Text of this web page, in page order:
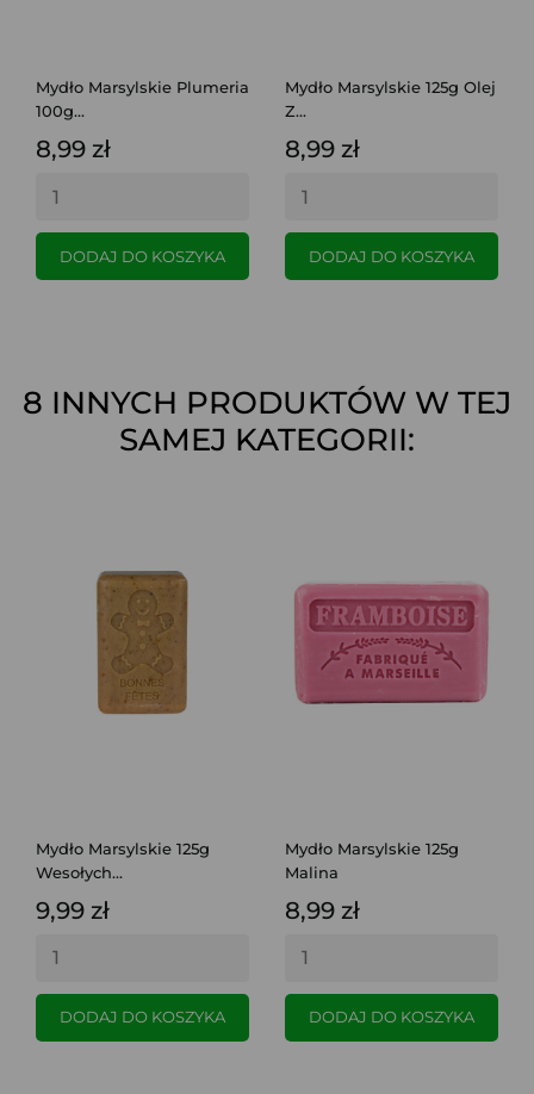
Mydło Marsylskie Plumeria
100g...
8,99 zł
DODAJ DO KOSZYKA
Mydło Marsylskie 125g Olej
Z...
8,99 zł
DODAJ DO KOSZYKA
8 INNYCH PRODUKTÓW W TEJ
SAMEJ KATEGORII:
Mydło Marsylskie 125g
Wesołych...
9,99 zł
DODAJ DO KOSZYKA
Mydło Marsylskie 125g
Malina
8,99 zł
DODAJ DO KOSZYKA